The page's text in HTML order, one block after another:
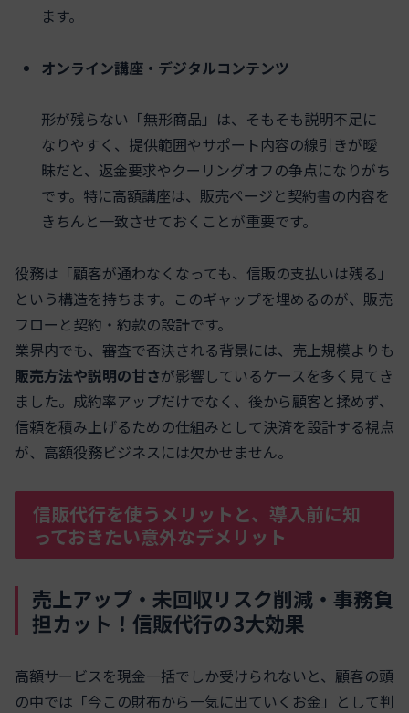
ます。
オンライン講座・デジタルコンテンツ
形が残らない「無形商品」は、そもそも説明不足に
なりやすく、提供範囲やサポート内容の線引きが曖
昧だと、返金要求やクーリングオフの争点になりがち
です。特に高額講座は、販売ページと契約書の内容を
きちんと一致させておくことが重要です。
役務は「顧客が通わなくなっても、信販の支払いは残る」
という構造を持ちます。このギャップを埋めるのが、販売
フローと契約・約款の設計です。
業界内でも、審査で否決される背景には、売上規模よりも
販売方法や説明の甘さが影響しているケースを多く見てき
ました。成約率アップだけでなく、後から顧客と揉めず、
信頼を積み上げるための仕組みとして決済を設計する視点
が、高額役務ビジネスには欠かせません。
信販代行を使うメリットと、導入前に知
っておきたい意外なデメリット
売上アップ・未回収リスク削減・事務負
担カット！信販代行の3大効果
高額サービスを現金一括でしか受けられないと、顧客の頭
の中では「今この財布から一気に出ていくお金」として判